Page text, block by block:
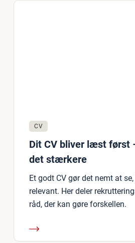
CV
Dit CV bliver læst først
det stærkere
Et godt CV gør det nemt at
relevant. Her deler
råd, der kan gøre forskellen.